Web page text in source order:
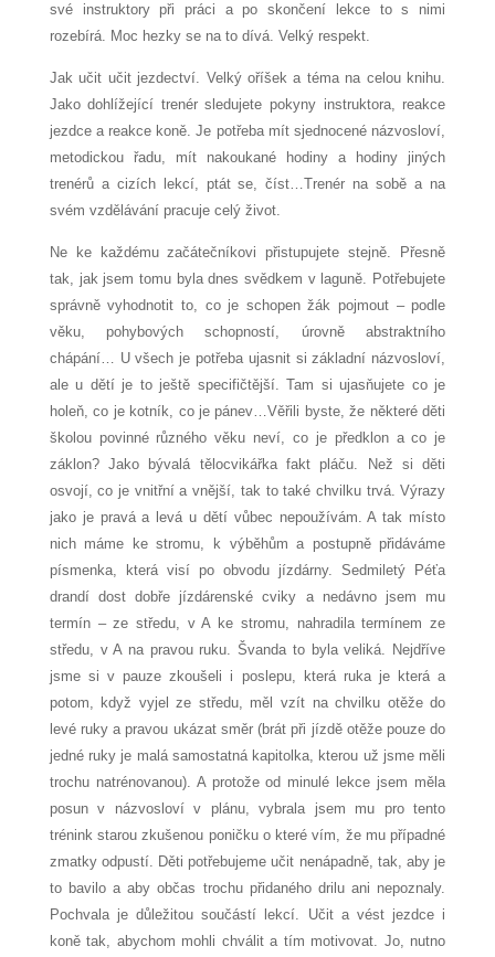
své instruktory při práci a po skončení lekce to s nimi
rozebírá. Moc hezky se na to dívá. Velký respekt.
Jak učit učit jezdectví. Velký oříšek a téma na celou knihu.
Jako dohlížející trenér sledujete pokyny instruktora, reakce
jezdce a reakce koně. Je potřeba mít sjednocené názvosloví,
metodickou řadu, mít nakoukané hodiny a hodiny jiných
trenérů a cizích lekcí, ptát se, číst…Trenér na sobě a na
svém vzdělávání pracuje celý život.
Ne ke každému začátečníkovi přistupujete stejně. Přesně
tak, jak jsem tomu byla dnes svědkem v laguně. Potřebujete
správně vyhodnotit to, co je schopen žák pojmout – podle
věku, pohybových schopností, úrovně abstraktního
chápání… U všech je potřeba ujasnit si základní názvosloví,
ale u dětí je to ještě specifičtější. Tam si ujasňujete co je
holeň, co je kotník, co je pánev…Věřili byste, že některé děti
školou povinné různého věku neví, co je předklon a co je
záklon? Jako bývalá tělocvikářka fakt pláču. Než si děti
osvojí, co je vnitřní a vnější, tak to také chvilku trvá. Výrazy
jako je pravá a levá u dětí vůbec nepoužívám. A tak místo
nich máme ke stromu, k výběhům a postupně přidáváme
písmenka, která visí po obvodu jízdárny. Sedmiletý Péťa
drandí dost dobře jízdárenské cviky a nedávno jsem mu
termín – ze středu, v A ke stromu, nahradila termínem ze
středu, v A na pravou ruku. Švanda to byla veliká. Nejdříve
jsme si v pauze zkoušeli i poslepu, která ruka je která a
potom, když vyjel ze středu, měl vzít na chvilku otěže do
levé ruky a pravou ukázat směr (brát při jízdě otěže pouze do
jedné ruky je malá samostatná kapitolka, kterou už jsme měli
trochu natrénovanou). A protože od minulé lekce jsem měla
posun v názvosloví v plánu, vybrala jsem mu pro tento
trénink starou zkušenou poničku o které vím, že mu případné
zmatky odpustí. Děti potřebujeme učit nenápadně, tak, aby je
to bavilo a aby občas trochu přidaného drilu ani nepoznaly.
Pochvala je důležitou součástí lekcí. Učit a vést jezdce i
koně tak, abychom mohli chválit a tím motivovat. Jo, nutno